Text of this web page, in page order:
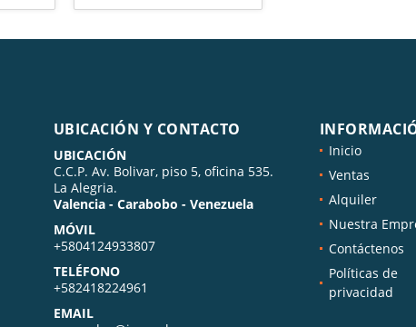
UBICACIÓN Y CONTACTO
UBICACIÓN
C.C.P. Av. Bolivar, piso 5, oficina 535.
La Alegria.
Valencia - Carabobo - Venezuela
MÓVIL
+5804124933807
TELÉFONO
+582418224961
EMAIL
Inicio
Ventas
Alquiler
Nuestra
Contáctenos
Políticas de
privacidad